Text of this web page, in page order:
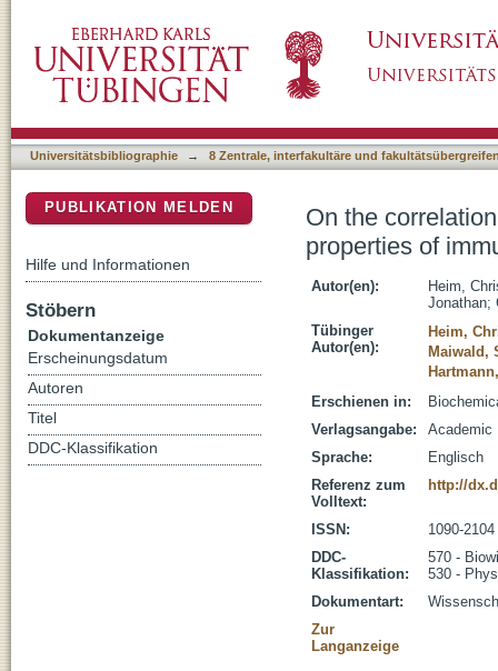
immunomodulatory drugs
Universitätsbibliographie → 8 Zentrale, interfakultäre und
On the
properties of
Autor(en):
Heim,
Jonathan;
Tübinger
Autor(en):
Heim,
Maiwald,
Erschienen in:
Verlagsangabe:
Academic
Sprache:
Englisch
Referenz zum
Volltext:
http://
ISSN:
1090-2104
DDC-
Klassifikation:
570 -
530 -
Dokumentart:
Zur
Langanzeige
PUBLIKATION MELDEN
Hilfe und Informationen
Stöbern
Dokumentanzeige
Erscheinungsdatum
Autoren
Titel
DDC-Klassifikation